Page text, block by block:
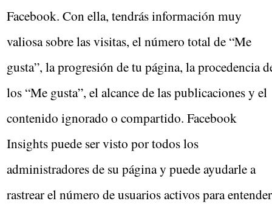
Facebook. Con ella, tendrás información muy
valiosa sobre las visitas, el número total de “Me
gusta”, la progresión de tu página, la procedencia
los “Me gusta”, el alcance de las publicaciones y el
contenido ignorado o compartido. Facebook
Insights puede ser visto por todos los
administradores de su página y puede ayudarle a
rastrear el número de usuarios activos para entender